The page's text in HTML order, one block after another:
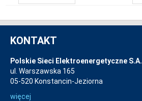
KONTAKT
Polskie Sieci Elektroenergetyczne S.A.
ul. Warszawska 165
05-520 Konstancin-Jeziorna
więcej